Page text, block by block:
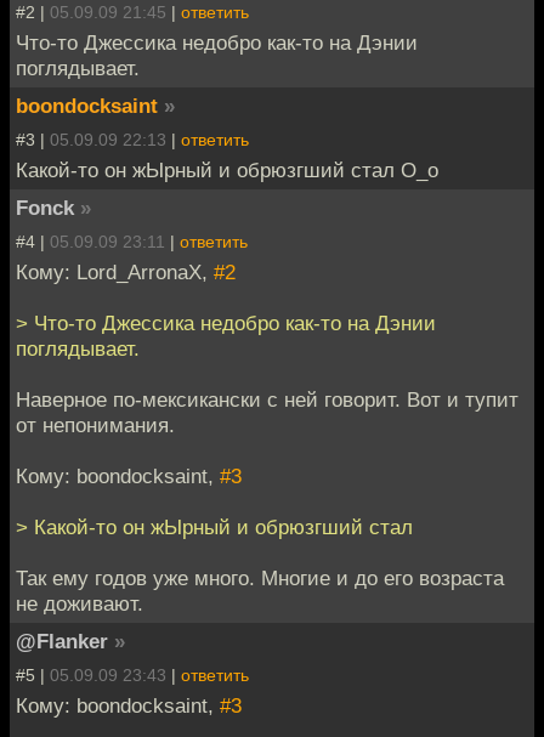
#2 | 05.09.09 21:45 | ответить
Что-то Джессика недобро как-то на Дэнии
поглядывает.
boondocksaint »
#3 | 05.09.09 22:13 | ответить
Какой-то он жЫрный и обрюзгший стал О_о
Fonck »
#4 | 05.09.09 23:11 | ответить
Кому: Lord_ArronaX, #2
> Что-то Джессика недобро как-то на Дэнии
поглядывает.
Наверное по-мексикански с ней говорит. Вот и тупит
от непонимания.
Кому: boondocksaint, #3
> Какой-то он жЫрный и обрюзгший стал
Так ему годов уже много. Многие и до его возраста
не доживают.
@Flanker »
#5 | 05.09.09 23:43 | ответить
Кому: boondocksaint, #3